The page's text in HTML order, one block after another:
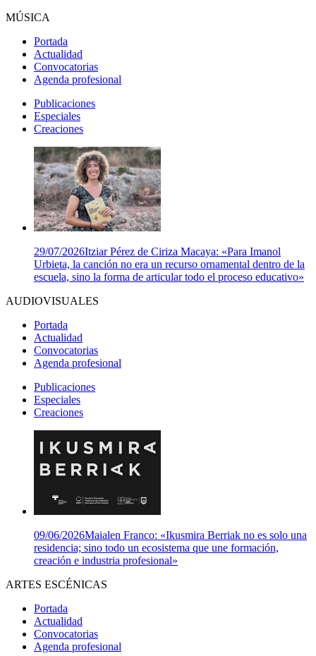
MÚSICA
Portada
Actualidad
Convocatorias
Agenda profesional
Publicaciones
Especiales
Creaciones
29/07/2026Itziar Pérez de Ciriza Macaya: «Para Imanol
Urbieta, la canción no era un recurso ornamental dentro de la
escuela, sino la forma de articular todo el proceso educativo»
AUDIOVISUALES
Portada
Actualidad
Convocatorias
Agenda profesional
Publicaciones
Especiales
Creaciones
09/06/2026Maialen Franco: «Ikusmira Berriak no es solo una
residencia; sino todo un ecosistema que une formación,
creación e industria profesional»
ARTES ESCÉNICAS
Portada
Actualidad
Convocatorias
Agenda profesional